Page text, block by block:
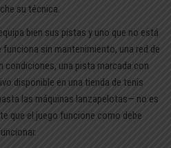
su técnica.
bien sus pistas y uno que no está
sin mantenimiento, una red de
condiciones, una pista marcada con
disponible en una tienda de tenis
las máquinas lanzapelotas— no es
que el juego funcione como debe